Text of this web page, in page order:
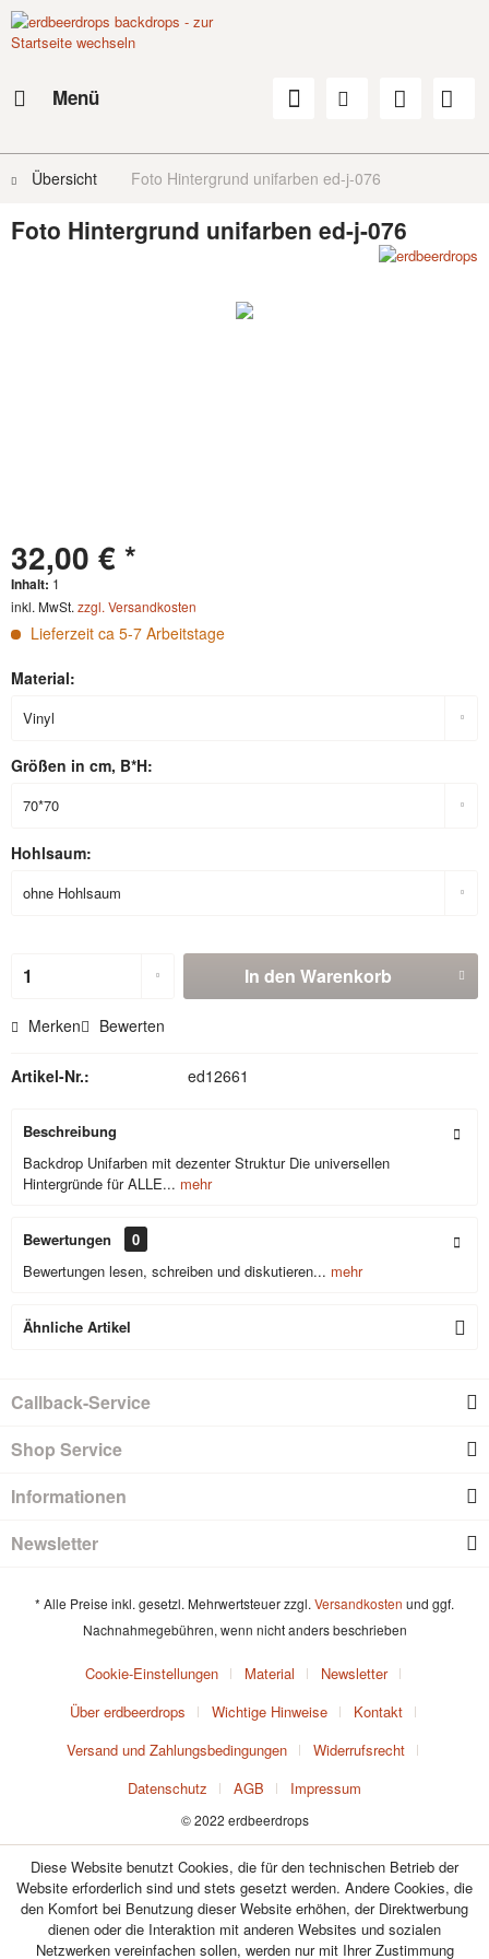
Menü
Übersicht Foto Hintergrund unifarben ed-j-076
Foto Hintergrund unifarben ed-j-076
32,00 € *
Inhalt: 1
inkl. MwSt. zzgl. Versandkosten
Lieferzeit ca 5-7 Arbeitstage
Material:
Größen in cm, B*H:
Hohlsaum:
In den Warenkorb
Merken Bewerten
Artikel-Nr.: ed12661
Beschreibung
Backdrop Unifarben mit dezenter Struktur Die universellen
Hintergründe für ALLE... mehr
Bewertungen
0
Bewertungen lesen, schreiben und diskutieren... mehr
Ähnliche Artikel
Callback-Service
Shop Service
Informationen
Newsletter
* Alle Preise inkl. gesetzl. Mehrwertsteuer zzgl. Versandkosten und ggf.
Nachnahmegebühren, wenn nicht anders beschrieben
Cookie-Einstellungen Material
Newsletter
Über erdbeerdrops
Wichtige Hinweise
Kontakt
Versand und Zahlungsbedingungen
Widerrufsrecht
Datenschutz
AGB Impressum
© 2022 erdbeerdrops
Diese Website benutzt Cookies, die für den technischen Betrieb der
Website erforderlich sind und stets gesetzt werden. Andere Cookies, die
den Komfort bei Benutzung dieser Website erhöhen, der Direktwerbung
dienen oder die Interaktion mit anderen Websites und sozialen
Netzwerken vereinfachen sollen, werden nur mit Ihrer Zustimmung